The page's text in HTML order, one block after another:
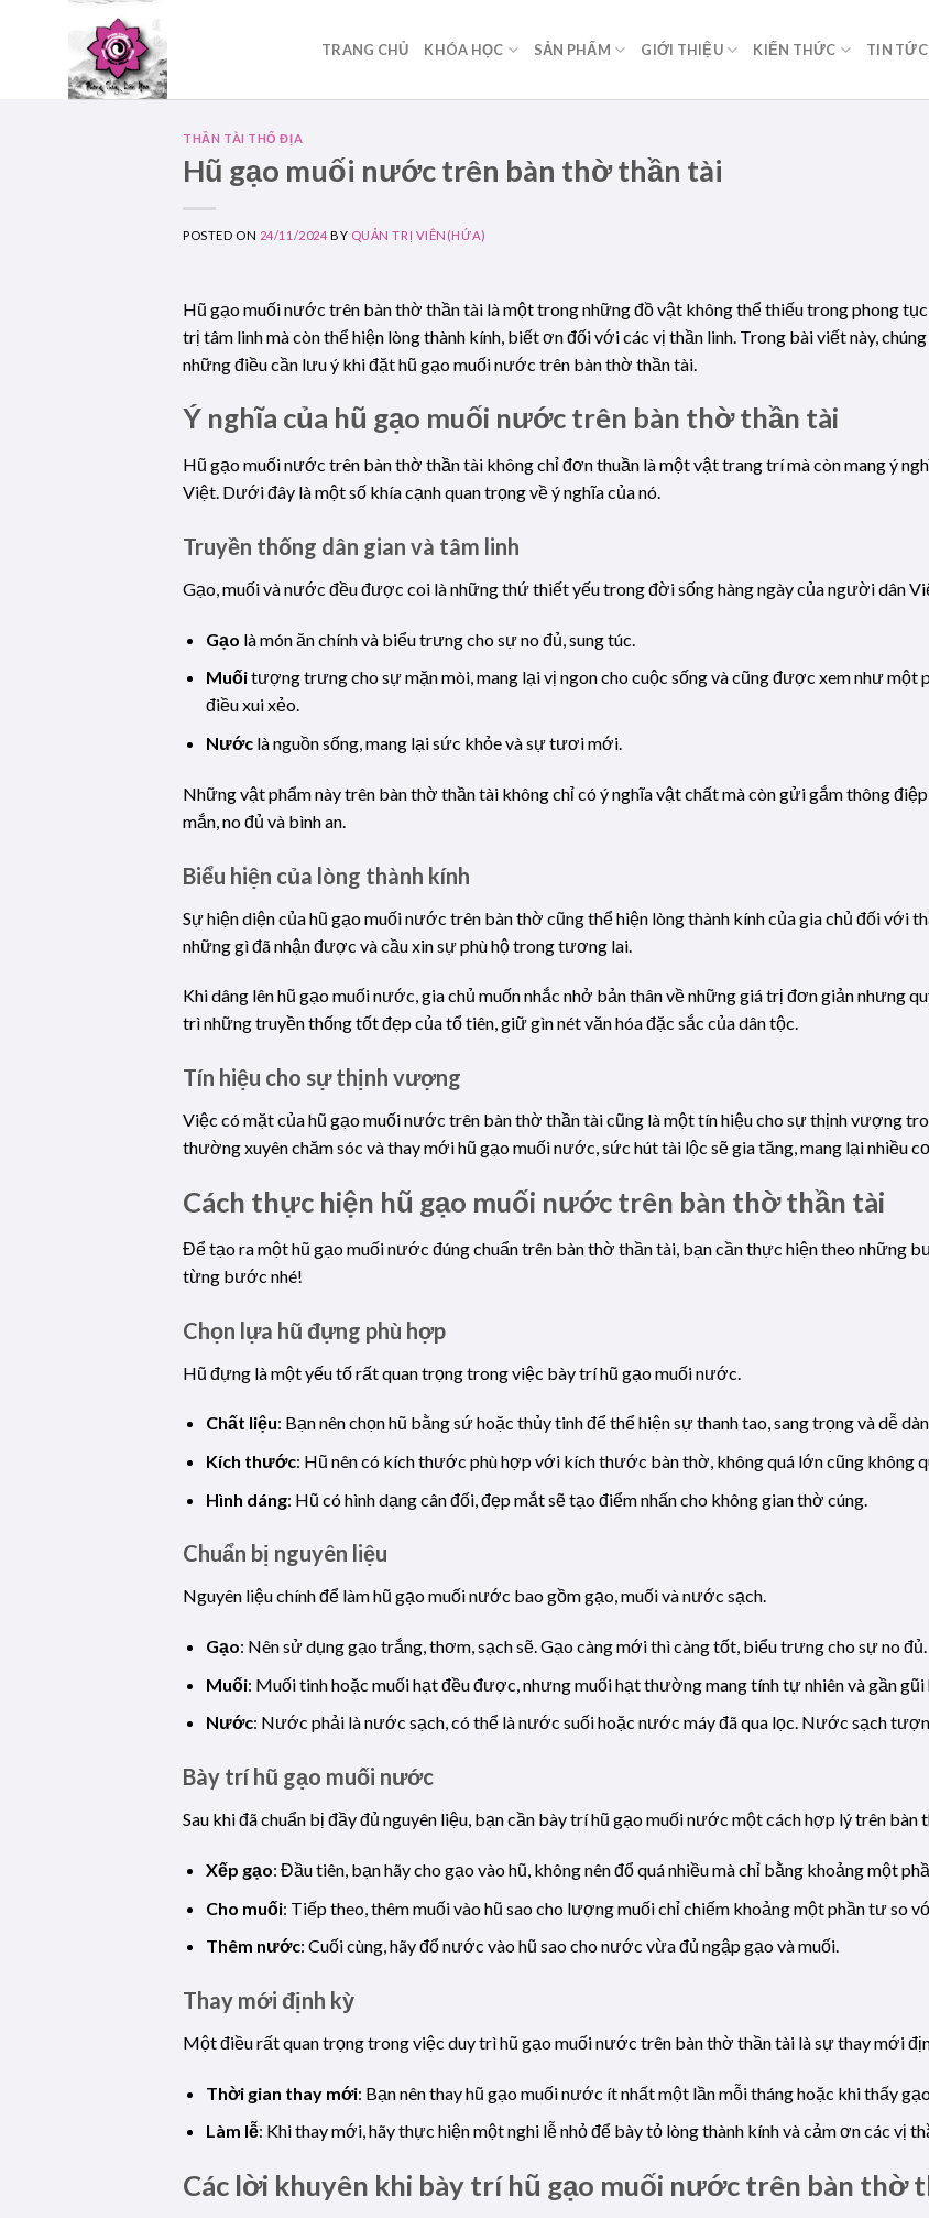
TRANG CHỦ KHÓA HỌC SẢN PHẨM GIỚI THIỆU KIẾN THỨC TIN TỨC
THẦN TÀI THỔ ĐỊA
Hũ gạo muối nước trên bàn thờ thần tài
POSTED ON 24/11/2024 BY QUẢN TRỊ VIÊN(HỨA)
Hũ gạo muối nước trên bàn thờ thần tài là một trong những đồ vật không thể thiếu trong phong
trị tâm linh mà còn thể hiện lòng thành kính, biết ơn đối với các vị thần linh. Trong bài viết này,
những điều cần lưu ý khi đặt hũ gạo muối nước trên bàn thờ thần tài.
Ý nghĩa của hũ gạo muối nước trên bàn thờ thần tài
Hũ gạo muối nước trên bàn thờ thần tài không chỉ đơn thuần là một vật trang trí mà còn mang ý
Việt. Dưới đây là một số khía cạnh quan trọng về ý nghĩa của nó.
Truyền thống dân gian và tâm linh
Gạo, muối và nước đều được coi là những thứ thiết yếu trong đời sống hàng ngày của người dân
Gạo là món ăn chính và biểu trưng cho sự no đủ, sung túc.
Muốitượng trưng cho sự mặn mòi, mang lại vị ngon cho cuộc sống và cũng được xem như
điều xui xẻo.
Nướclà nguồn sống, mang lại sức khỏe và sự tươi mới.
Những vật phẩm này trên bàn thờ thần tài không chỉ có ý nghĩa vật chất mà còn gửi gắm thông
mắn, no đủ và bình an.
Biểu hiện của lòng thành kính
Sự hiện diện của hũ gạo muối nước trên bàn thờ cũng thể hiện lòng thành kính của gia chủ đối với
những gì đã nhận được và cầu xin sự phù hộ trong tương lai.
Khi dâng lên hũ gạo muối nước, gia chủ muốn nhắc nhở bản thân về những giá trị đơn giản nhưng
trì những truyền thống tốt đẹp của tổ tiên, giữ gìn nét văn hóa đặc sắc của dân tộc.
Tín hiệu cho sự thịnh vượng
Việc có mặt của hũ gạo muối nước trên bàn thờ thần tài cũng là một tín hiệu cho sự thịnh vượng
thường xuyên chăm sóc và thay mới hũ gạo muối nước, sức hút tài lộc sẽ gia tăng, mang lại nhiều
Cách thực hiện hũ gạo muối nước trên bàn thờ thần tài
Để tạo ra một hũ gạo muối nước đúng chuẩn trên bàn thờ thần tài, bạn cần thực hiện theo những
từng bước nhé!
Chọn lựa hũ đựng phù hợp
Hũ đựng là một yếu tố rất quan trọng trong việc bày trí hũ gạo muối nước.
Chất liệu: Bạn nên chọn hũ bằng sứ hoặc thủy tinh để thể hiện sự thanh tao, sang trọng và dễ
Kích thước: Hũ nên có kích thước phù hợp với kích thước bàn thờ, không quá lớn cũng không
Hình dáng: Hũ có hình dạng cân đối, đẹp mắt sẽ tạo điểm nhấn cho không gian thờ cúng.
Chuẩn bị nguyên liệu
Nguyên liệu chính để làm hũ gạo muối nước bao gồm gạo, muối và nước sạch.
Gạo: Nên sử dụng gạo trắng, thơm, sạch sẽ. Gạo càng mới thì càng tốt, biểu trưng cho sự no đủ.
Muối: Muối tinh hoặc muối hạt đều được, nhưng muối hạt thường mang tính tự nhiên và gần gũi
Nước: Nước phải là nước sạch, có thể là nước suối hoặc nước máy đã qua lọc. Nước sạch
Bày trí hũ gạo muối nước
Sau khi đã chuẩn bị đầy đủ nguyên liệu, bạn cần bày trí hũ gạo muối nước một cách hợp lý trên bàn
Xếp gạo: Đầu tiên, bạn hãy cho gạo vào hũ, không nên đổ quá nhiều mà chỉ bằng khoảng một
Cho muối: Tiếp theo, thêm muối vào hũ sao cho lượng muối chỉ chiếm khoảng một phần tư so
Thêm nước: Cuối cùng, hãy đổ nước vào hũ sao cho nước vừa đủ ngập gạo và muối.
Thay mới định kỳ
Một điều rất quan trọng trong việc duy trì hũ gạo muối nước trên bàn thờ thần tài là sự thay mới
Thời gian thay mới: Bạn nên thay hũ gạo muối nước ít nhất một lần mỗi tháng hoặc khi thấy
Làm lễ: Khi thay mới, hãy thực hiện một nghi lễ nhỏ để bày tỏ lòng thành kính và cảm ơn các vị
Các lời khuyên khi bày trí hũ gạo muối nước trên bàn thờ